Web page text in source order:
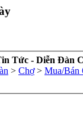
Tức - Diễn Đàn
> Chợ > Mua/Bán